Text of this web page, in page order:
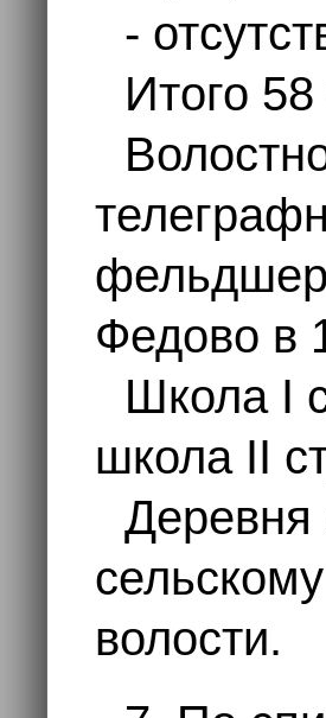
-
Итого
Федово в
Школа I
школа II
Деревня
волости.